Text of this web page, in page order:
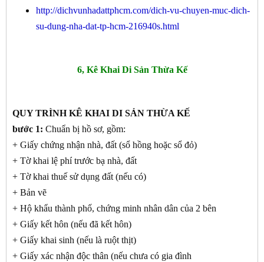
http://dichvunhadattphcm.com/dich-vu-chuyen-muc-dich-
su-dung-nha-dat-tp-hcm-216940s.html
6, Kê Khai Di Sản Thừa Kế
QUY TRÌNH KÊ KHAI DI SẢN THỪA KẾ
bước 1: Chuẩn bị hồ sơ, gồm:
+ Giấy chứng nhận nhà, đất (sổ hồng hoặc sổ đỏ)
+ Tờ khai lệ phí trước bạ nhà, đất
+ Tờ khai thuế sử dụng đất (nếu có)
+ Bản vẽ
+ Hộ khẩu thành phố, chứng minh nhân dân của 2 bên
+ Giấy kết hôn (nếu đã kết hôn)
+ Giấy khai sinh (nếu là ruột thịt)
+ Giấy xác nhận độc thân (nếu chưa có gia đình